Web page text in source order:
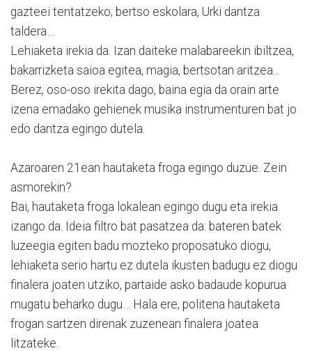
gazteei tentatzeko; bertso eskolara, Urki dantza
taldera…
Lehiaketa irekia da. Izan daiteke malabareekin ibiltzea,
bakarrizketa saioa egitea, magia, bertsotan aritzea...
Berez, oso-oso irekita dago, baina egia da orain arte
izena emadako gehienek musika instrumenturen bat jo
edo dantza egingo dutela.
Azaroaren 21ean hautaketa froga egingo duzue. Zein
asmorekin?
Bai, hautaketa froga lokalean egingo dugu eta irekia
izango da. Ideia filtro bat pasatzea da: bateren batek
luzeegia egiten badu mozteko proposatuko diogu,
lehiaketa serio hartu ez dutela ikusten badugu ez diogu
finalera joaten utziko, partaide asko badaude kopurua
mugatu beharko dugu… Hala ere, politena hautaketa
frogan sartzen direnak zuzenean finalera joatea
litzateke.